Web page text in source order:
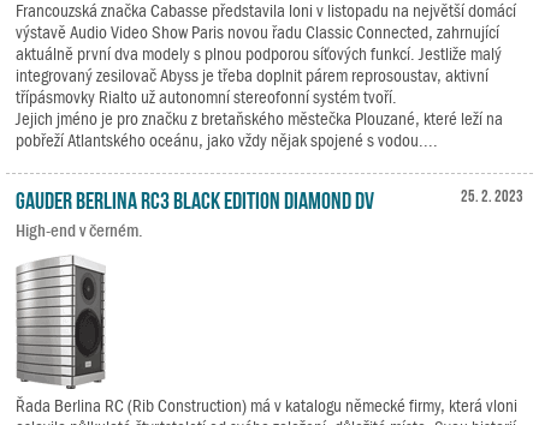
Francouzská značka Cabasse představila loni v listopadu na největší domácí
výstavě Audio Video Show Paris novou řadu Classic Connected, zahrnující
aktuálně první dva modely s plnou podporou síťových funkcí. Jestliže malý
integrovaný zesilovač Abyss je třeba doplnit párem reprosoustav, aktivní
třípásmovky Rialto už autonomní stereofonní systém tvoří.
Jejich jméno je pro značku z bretaňského městečka Plouzané, které leží na
pobřeží Atlantského oceánu, jako vždy nějak spojené s vodou....
25. 2. 2023
Gauder Berlina RC3 Black Edition Diamond DV
High-end v černém.
Řada Berlina RC (Rib Construction) má v katalogu německé firmy, která vloni